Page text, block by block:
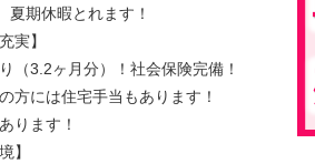
夏期休暇とれます！
実】
（3.2ヶ月分）！社会保険完備！
方には住宅手当もあります！
ります！
】